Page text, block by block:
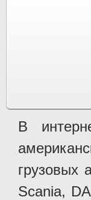
В
грузовых
Scania,